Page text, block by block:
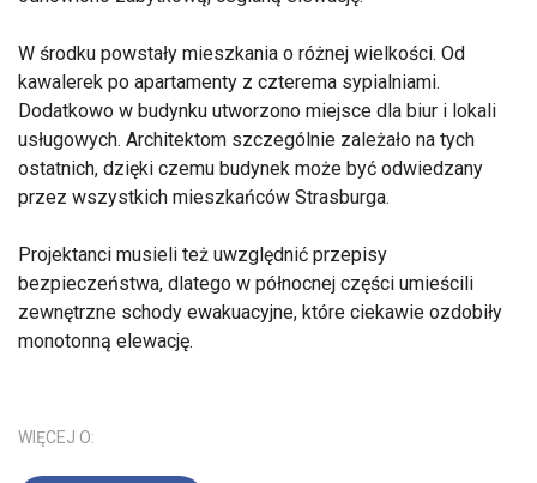
W środku powstały mieszkania o różnej wielkości. Od
kawalerek po apartamenty z czterema sypialniami.
Dodatkowo w budynku utworzono miejsce dla biur i lokali
usługowych. Architektom szczególnie zależało na tych
ostatnich, dzięki czemu budynek może być odwiedzany
przez wszystkich mieszkańców Strasburga.
Projektanci musieli też uwzględnić przepisy
bezpieczeństwa, dlatego w północnej części umieścili
zewnętrzne schody ewakuacyjne, które ciekawie ozdobiły
monotonną elewację.
WIĘCEJ O: